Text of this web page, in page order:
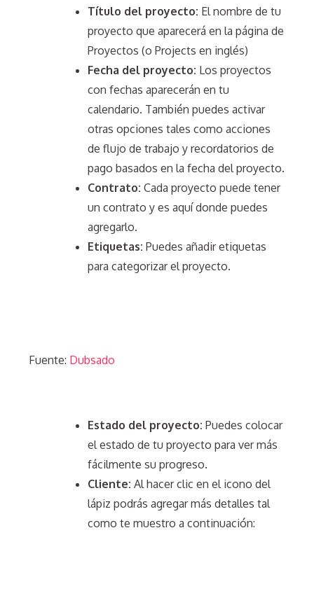
Título del proyecto: El nombre de tu
proyecto que aparecerá en la página de
Proyectos (o Projects en inglés)
Fecha del proyecto: Los proyectos
con fechas aparecerán en tu
calendario. También puedes activar
otras opciones tales como acciones
de flujo de trabajo y recordatorios de
pago basados en la fecha del proyecto.
Contrato: Cada proyecto puede tener
un contrato y es aquí donde puedes
agregarlo.
Etiquetas: Puedes añadir etiquetas
para categorizar el proyecto.
Fuente: Dubsado
Estado del proyecto: Puedes colocar
el estado de tu proyecto para ver más
fácilmente su progreso.
Cliente: Al hacer clic en el icono del
lápiz podrás agregar más detalles tal
como te muestro a continuación: